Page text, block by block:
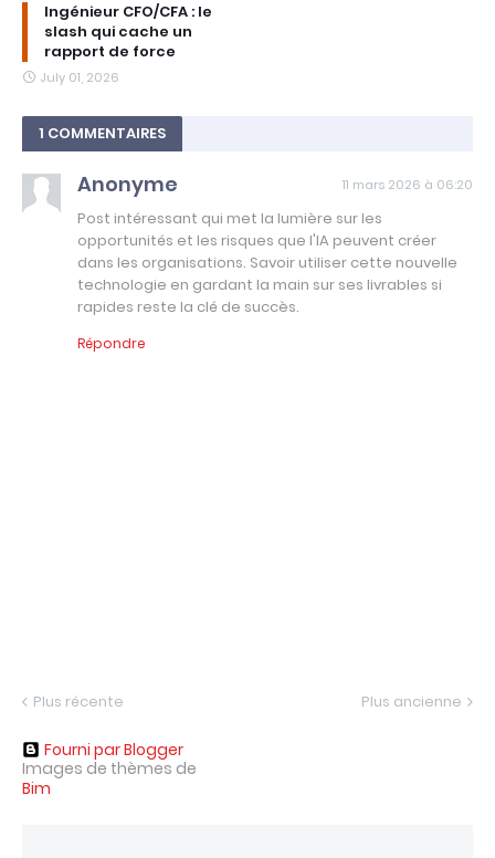
Ingénieur CFO/CFA : le
slash qui cache un
rapport de force
July 01, 2026
1 COMMENTAIRES
Anonyme 11 mars 2026 à 06:20
Post intéressant qui met la lumière sur les
opportunités et les risques que l'IA peuvent créer
dans les organisations. Savoir utiliser cette nouvelle
technologie en gardant la main sur ses livrables si
rapides reste la clé de succès.
Répondre
Plus récente Plus ancienne
Fourni par Blogger
Images de thèmes de
Bim